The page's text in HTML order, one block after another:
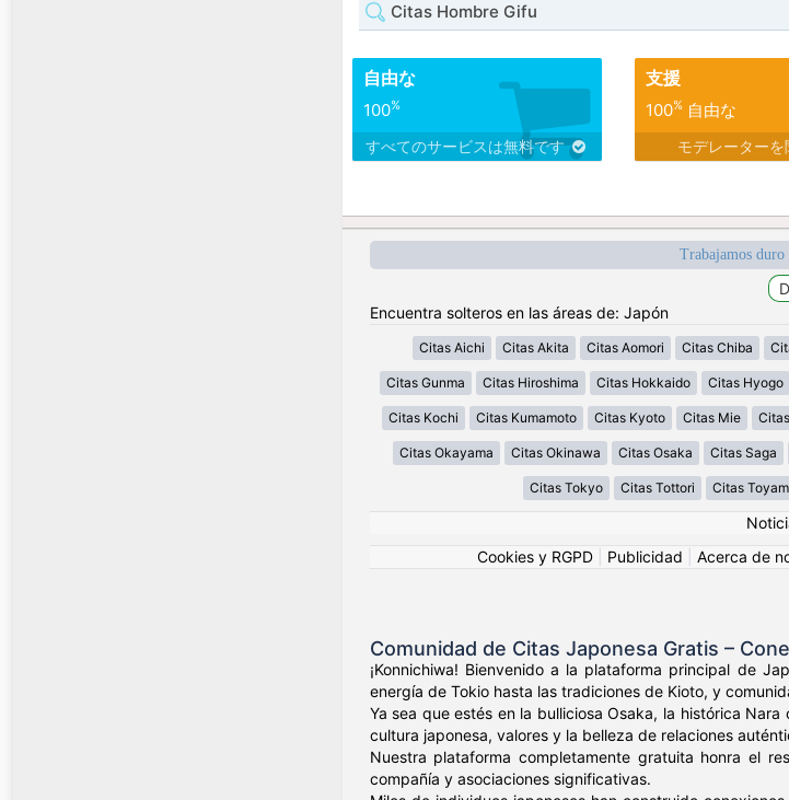
Citas Hombre Gifu
自由な
100%
すべてのサービスは無料です
支援
100%自由な
モデレーターを
Trabajamos
Encuentra solteros en las áreas de: Japón
Citas Aichi Citas Akita Citas Aomori Citas Chiba
Citas Gunma Citas Hiroshima Citas Hokkaido Citas Hyogo
Citas Kochi Citas Kumamoto Citas Kyoto Citas Mie
Citas Okayama Citas Okinawa Citas Osaka Citas Saga
Citas Tokyo Citas Tottori Citas
Cookies y RGPD
Publicidad Acerca de
Comunidad de Citas Japonesa Gratis –
¡Konnichiwa! Bienvenido a la plataforma principal de
energía de Tokio hasta las tradiciones de Kioto, y
Ya sea que estés en la bulliciosa Osaka, la histórica
cultura japonesa, valores y la belleza de relaciones
Nuestra plataforma completamente gratuita honra el
compañía y asociaciones significativas.